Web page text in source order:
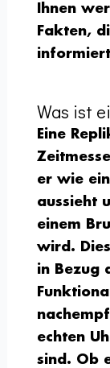
Ihnen
Fakten,
Was ist
Eine
er wie
aussieht
einem
wird.
in Bezug
echten
sind. Ob